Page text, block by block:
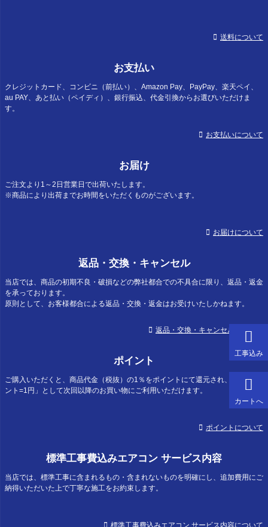
カートへ
工事込み
送料について
お支払い
クレジットカード、コンビニ（前払い）、Amazon Pay、PayPay、楽天ペイ、
au PAY、あと払い（ペイディ）、銀行振込、代金引換からお選びいただけま
す。
お支払いについて
お届け
ご注文より1～2日営業日で出荷いたします。
※商品により出荷までお時間をいただくものがございます。
お届けについて
返品・交換・キャンセル
当店では、商品の初期不良・破損などの弊社都合での不具合に限り、返品・返金
を承っております。
原則として、お客様都合による返品・交換・返金はお受けいたしかねます。
返品・交換・キャンセルについて
ポイント
ご購入いただくと、商品代金（税抜）の1％をポイントにて還元され、「1ポイ
ント=1円」として次回以降のお買い物にご利用いただけます。
ポイントについて
標準工事費込みエアコン サービス内容
当店では、標準工事に含まれるもの・含まれないものを明確にし、追加費用にご
納得いただいた上で丁寧な施工をお約束します。
標準工事費込みエアコン サービス内容について